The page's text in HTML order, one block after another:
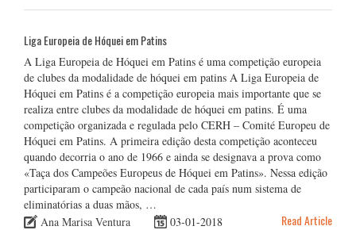
Liga Europeia de Hóquei em Patins
A Liga Europeia de Hóquei em Patins é uma competição europeia
de clubes da modalidade de hóquei em patins A Liga Europeia de
Hóquei em Patins é a competição europeia mais importante que se
realiza entre clubes da modalidade de hóquei em patins. É uma
competição organizada e regulada pelo CERH – Comité Europeu de
Hóquei em Patins. A primeira edição desta competição aconteceu
quando decorria o ano de 1966 e ainda se designava a prova como
«Taça dos Campeões Europeus de Hóquei em Patins». Nessa edição
participaram o campeão nacional de cada país num sistema de
eliminatórias a duas mãos, …
Ana Marisa Ventura
03-01-2018 Read Article